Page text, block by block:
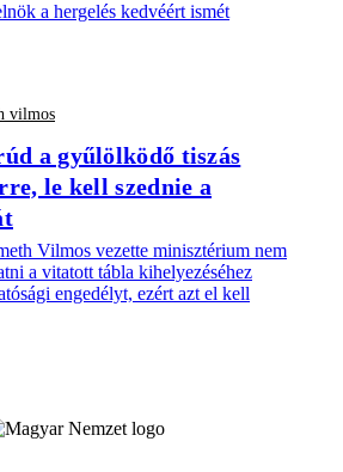
a hergelés kedvéért ismét
vilmos
a gyűlölködő tiszás
le kell szednie a
Vilmos vezette minisztérium nem
a vitatott tábla kihelyezéséhez
engedélyt, ezért azt el kell